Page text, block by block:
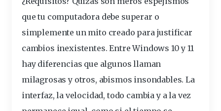
que tu computadora debe superar o
simplemente un mito creado para justificar
cambios inexistentes. Entre Windows 10 y 11
hay diferencias que algunos llaman
milagrosas y otros, abismos insondables. La
interfaz, la velocidad, todo cambia y a la vez